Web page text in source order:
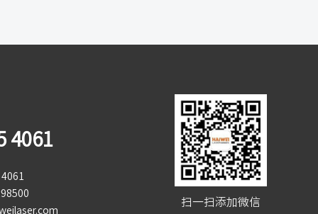
扫一扫添加微信
4061